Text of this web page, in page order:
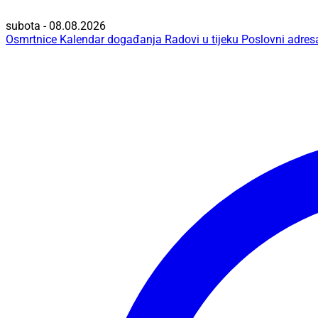
subota - 08.08.2026
Osmrtnice Kalendar događanja Radovi u tijeku Poslovni